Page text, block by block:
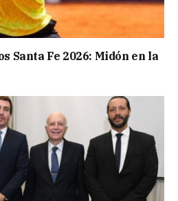
Santa Fe 2026: Midón en la